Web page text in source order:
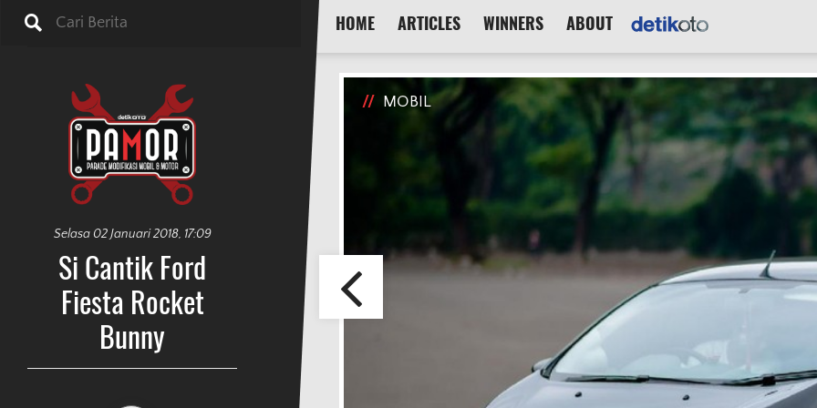
Selasa 02 Januari 2018, 17:09
Si Cantik Ford
Fiesta Rocket
Bunny
HOME ARTICLES WINNERS ABOUT
// MOBIL